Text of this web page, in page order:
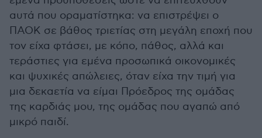
αυτά που οραματίστηκα: να επιστρέψει ο
ΠΑΟΚ σε βάθος τριετίας στη μεγάλη εποχή που
τον είχα φτάσει, με κόπο, πάθος, αλλά και
τεράστιες για εμένα προσωπικά οικονομικές
και ψυχικές απώλειες, όταν είχα την τιμή για
μια δεκαετία να είμαι Πρόεδρος της ομάδας
της καρδιάς μου, της ομάδας που αγαπώ από
μικρό παιδί.